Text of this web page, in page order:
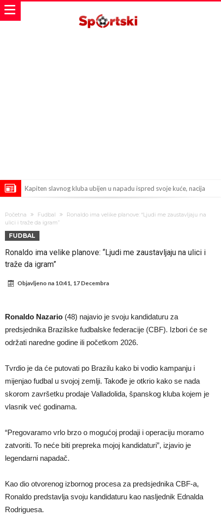
Kapiten slavnog kluba ubijen u napadu ispred svoje kuće, nacija
tjera suze
GROM USMRTIO FUDBALERA: Velika tragedija! Povrijeđeno još 12
igrača!
Mediji u Španiji konačno obznanili dugo očekivanu odluku: Vinicius
Junior je donio svoj izbor!
Гимараeš uspješno prošao ljekarske preglede u Arsenalu
Osimen se opet nudi, šta kažete za ovu rokadu?
Španci uvode nova pravila ove sezone
Početna Fudbal
Ronaldo ima velike planove: “Ljudi me zaustavljaju na
ulici i traže da igram”
FUDBAL
Ronaldo ima velike planove: “Ljudi me zaustavljaju na ulici i
traže da igram”
Objavljeno na 10:41, 17 Decembra
Ronaldo Nazario (48) najavio je svoju kandidaturu za
predsjednika Brazilske fudbalske federacije (CBF). Izbori će se
održati naredne godine ili početkom 2026.
Tvrdio je da će putovati po Brazilu kako bi vodio kampanju i
mijenjao fudbal u svojoj zemlji. Takođe je otkrio kako se nada
skorom završetku prodaje Valladolida, španskog kluba kojem je
vlasnik već godinama.
“Pregovaramo vrlo brzo o mogućoj prodaji i operaciju moramo
zatvoriti. To neće biti prepreka mojoj kandidaturi”, izjavio je
legendarni napadač.
Kao dio otvorenog izbornog procesa za predsjednika CBF-a,
Ronaldo predstavlja svoju kandidaturu kao nasljednik Ednalda
Rodriguesa.